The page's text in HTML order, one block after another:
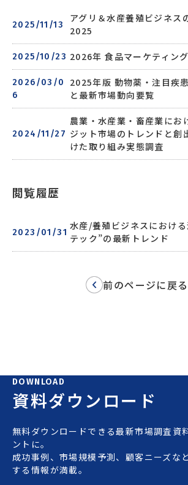
2025/11/13
アグリ＆水産養殖ビジネス
2025
2025/10/23 2026年 食品マーケティン
2026/03/0
6
2025年版 動物薬・注目疾
と最新市場動向要覧
2024/11/27
農業・水産業・畜産業にお
ジット市場のトレンドと創
けた取り組み実態調査
閲覧履歴
2023/01/31
水産/養殖ビジネスにおけ
テック”の最新トレンド
前のページに戻る
DOWNLOAD
資料ダウンロード
無料ダウンロードできる最新市場調査資
ントに。
成功事例、市場規模予測、顧客ニーズな
する情報が満載。